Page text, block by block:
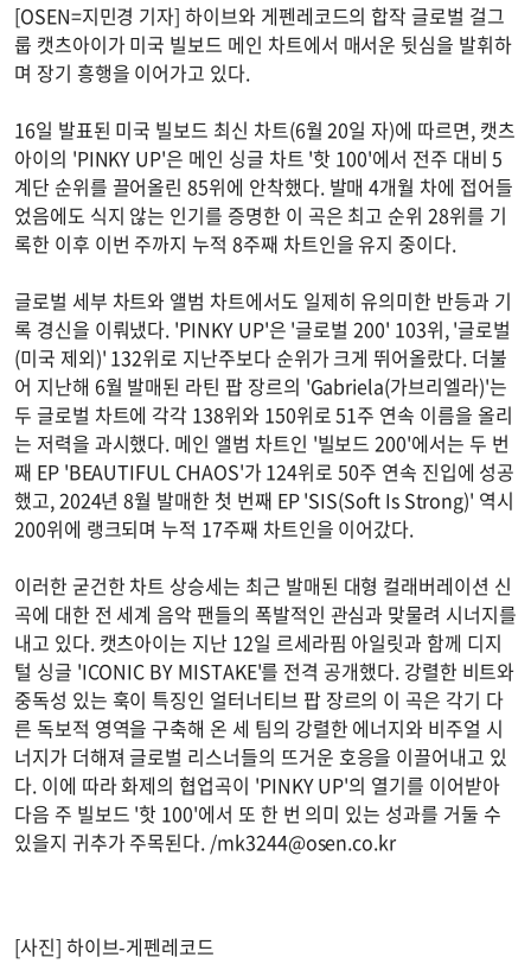
[OSEN=지민경 기자] 하이브와 게펜레코드의 합작 글로벌 걸그
룹 캣츠아이가 미국 빌보드 메인 차트에서 매서운 뒷심을 발휘하
며 장기 흥행을 이어가고 있다.
16일 발표된 미국 빌보드 최신 차트(6월 20일 자)에 따르면, 캣츠
아이의 'PINKY UP'은 메인 싱글 차트 '핫 100'에서 전주 대비 5
계단 순위를 끌어올린 85위에 안착했다. 발매 4개월 차에 접어들
었음에도 식지 않는 인기를 증명한 이 곡은 최고 순위 28위를 기
록한 이후 이번 주까지 누적 8주째 차트인을 유지 중이다.
글로벌 세부 차트와 앨범 차트에서도 일제히 유의미한 반등과 기
록 경신을 이뤄냈다. 'PINKY UP'은 '글로벌 200' 103위, '글로벌
(미국 제외)' 132위로 지난주보다 순위가 크게 뛰어올랐다. 더불
어 지난해 6월 발매된 라틴 팝 장르의 'Gabriela(가브리엘라)'는
두 글로벌 차트에 각각 138위와 150위로 51주 연속 이름을 올리
는 저력을 과시했다. 메인 앨범 차트인 '빌보드 200'에서는 두 번
째 EP 'BEAUTIFUL CHAOS'가 124위로 50주 연속 진입에 성공
했고, 2024년 8월 발매한 첫 번째 EP 'SIS(Soft Is Strong)' 역시
200위에 랭크되며 누적 17주째 차트인을 이어갔다.
이러한 굳건한 차트 상승세는 최근 발매된 대형 컬래버레이션 신
곡에 대한 전 세계 음악 팬들의 폭발적인 관심과 맞물려 시너지를
내고 있다. 캣츠아이는 지난 12일 르세라핌 아일릿과 함께 디지
털 싱글 'ICONIC BY MISTAKE'를 전격 공개했다. 강렬한 비트와
중독성 있는 훅이 특징인 얼터너티브 팝 장르의 이 곡은 각기 다
른 독보적 영역을 구축해 온 세 팀의 강렬한 에너지와 비주얼 시
너지가 더해져 글로벌 리스너들의 뜨거운 호응을 이끌어내고 있
다. 이에 따라 화제의 협업곡이 'PINKY UP'의 열기를 이어받아
다음 주 빌보드 '핫 100'에서 또 한 번 의미 있는 성과를 거둘 수
있을지 귀추가 주목된다. /mk3244@osen.co.kr
[사진] 하이브-게펜레코드